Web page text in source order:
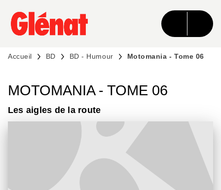
MENU RECHERCHE CONTENU
PIED DE PAGE
Accueil BD BD - Humour Motomania - Tome 06
MOTOMANIA - TOME 06
Les aigles de la route